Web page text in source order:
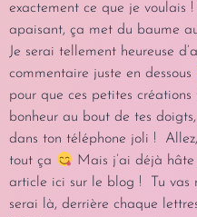
exactement ce que je voulais !
apaisant, ça met du baume
Je serai tellement heureuse
commentaire juste en dessous
pour que ces petites
bonheur au bout de tes
dans ton téléphone joli !
tout ça
Mais j’ai déjà
article ici sur le blog ! Tu vas
serai là, derrière chaque